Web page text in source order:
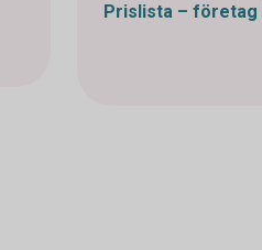
Prislista – företag